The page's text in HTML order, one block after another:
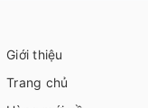
Giới thiệu
Trang chủ